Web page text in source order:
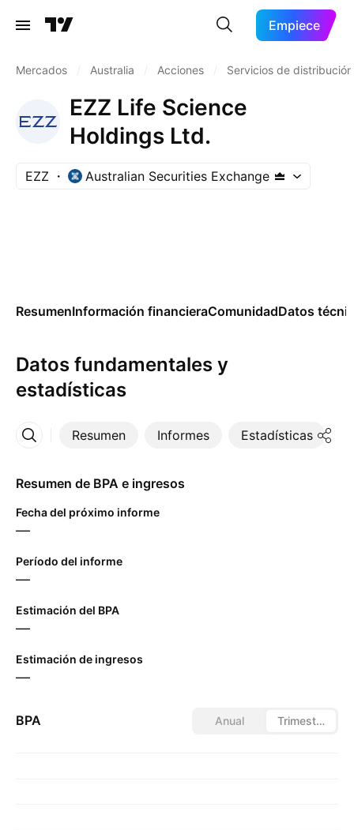
Empiece
Mercados Australia Acciones Servicios de distribución
EZZ Life Science
Holdings Ltd.
EZZ Australian Securities Exchange
ResumenInformación financieraComunidadDatos
Datos fundamentales y
estadísticas
Resumen Informes Estadísticas
Más
Resumen de BPA e ingresos
Fecha del próximo informe
—
Período del informe
—
Estimación del BPA
—
Estimación de ingresos
—
BPA Anual Trimestral